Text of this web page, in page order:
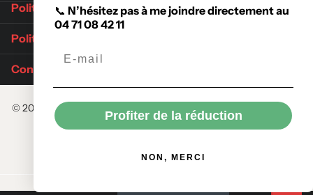
Politique de retours
Politique d'expédition
Conditions Générales de Vente
©2026 Meygalmat,
Commerce électronique propulsé par Shopify
Menu
📞 N’hésitez pas à me joindre directement au
04 71 08 42 11
Profiter de la réduction
NON, MERCI